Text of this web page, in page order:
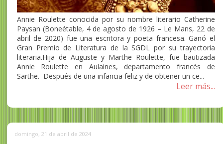
Annie Roulette conocida por su nombre literario Catherine
Paysan (Boneétable, 4 de agosto de 1926 – Le Mans, 22 de
abril de 2020) fue una escritora y poeta francesa. Ganó el
Gran Premio de Literatura de la SGDL por su trayectoria
literaria.Hija de Auguste y Marthe Roulette, fue bautizada
Annie Roulette​ en Aulaines, departamento francés de
Sarthe. Después de una infancia feliz y de obtener un ce...
Leer más...
domingo, 21 de abril de 2024